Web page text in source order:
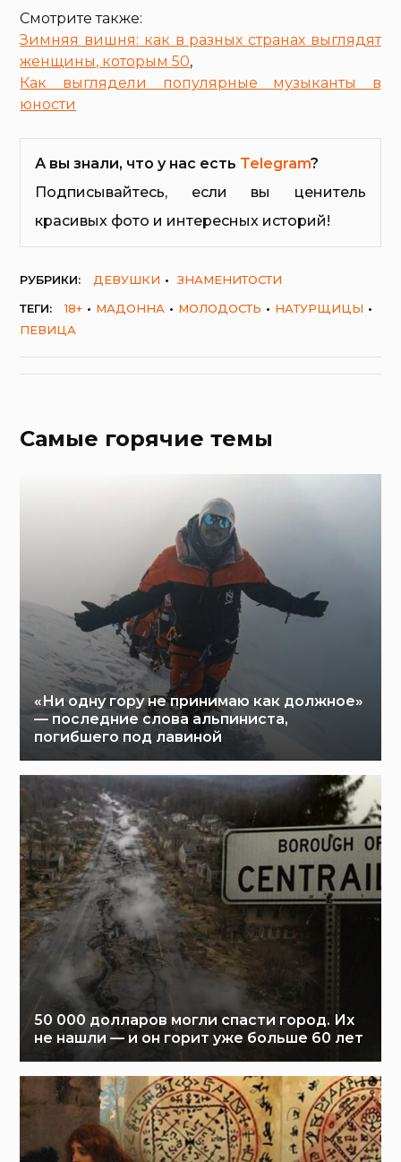
Смотрите также:
Зимняя вишня: как в разных странах выглядят
женщины, которым 50,
Как выглядели популярные музыканты в
юности
А вы знали, что у нас есть Telegram?
Подписывайтесь, если вы ценитель
красивых фото и интересных историй!
РУБРИКИ: ДЕВУШКИ
ЗНАМЕНИТОСТИ
ТЕГИ:
18+ МАДОННА МОЛОДОСТЬ
НАТУРЩИЦЫ
ПЕВИЦА
Самые горячие темы
«Ни одну гору не принимаю как должное»
— последние слова альпиниста,
погибшего под лавиной
50 000 долларов могли спасти город. Их
не нашли — и он горит уже больше 60 лет